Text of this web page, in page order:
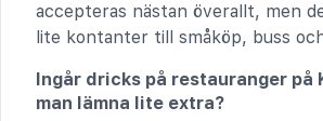
accepteras nästan överallt, men
lite kontanter till småköp, buss
Ingår dricks på restauranger på
man lämna lite extra?